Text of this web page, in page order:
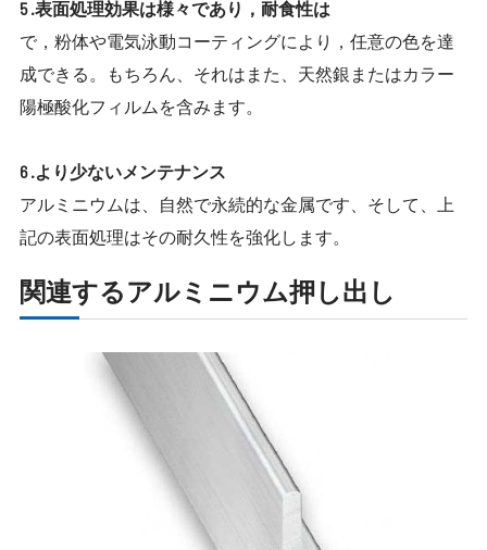
5 .表面処理効果は様々であり，耐食性は
で，粉体や電気泳動コーティングにより，任意の色を達
成できる。もちろん、それはまた、天然銀またはカラー
陽極酸化フィルムを含みます。
6 .より少ないメンテナンス
アルミニウムは、自然で永続的な金属です、そして、上
記の表面処理はその耐久性を強化します。
関連するアルミニウム押し出し